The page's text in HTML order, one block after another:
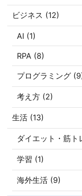
ビジネス (12)
AI (1)
RPA (8)
プログラミング
考え方 (2)
生活 (13)
ダイエット・筋ト
学習 (1)
海外生活 (9)